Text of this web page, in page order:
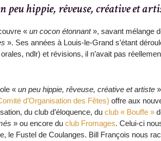
peu hippie, rêveuse, créative et
« un cocon étonnant», savant mélange
». Ses années à Louis-le-Grand s’étant
ndlr) et révisions, il n’avait pas
« un peu hippie, rêveuse, créative et artiste
d’Organisation des Fêtes) offre aux
du club d’éloquence, du club « Bouffe »
» ou encore du club Fromages. Celui-ci
le Fustel de Coulanges. Bill François nous